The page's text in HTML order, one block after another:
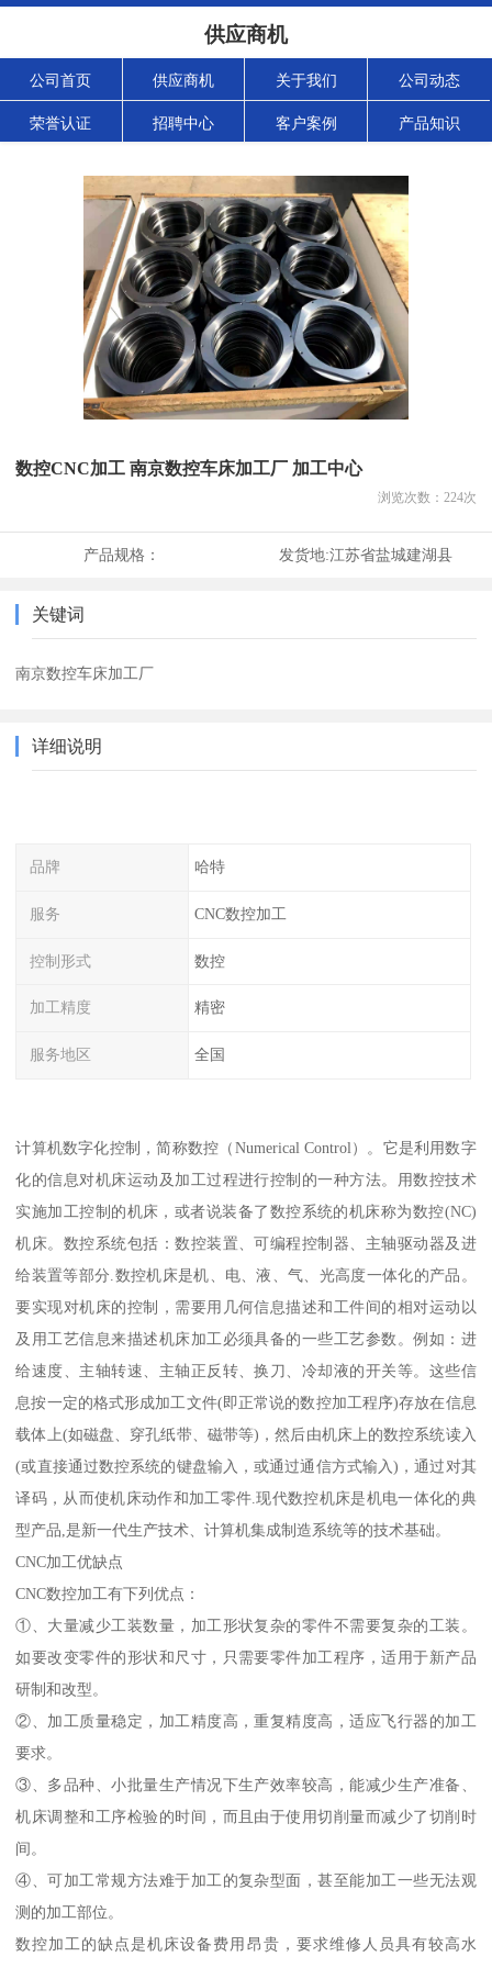
供应商机
公司首页 供应商机 关于我们 公司动态
荣誉认证 招聘中心 客户案例 产品知识
数控CNC加工 南京数控车床加工厂 加工中心
浏览次数： 224次
产品规格： 发货地:江苏省盐城建湖县
关键词
南京数控车床加工厂
详细说明
品牌 哈特
服务 CNC数控加工
控制形式 数控
加工精度 精密
服务地区 全国
计算机数字化控制，简称数控（Numerical Control）。它是利用数字
化的信息对机床运动及加工过程进行控制的一种方法。用数控技术
实施加工控制的机床，或者说装备了数控系统的机床称为数控(NC)
机床。数控系统包括：数控装置、可编程控制器、主轴驱动器及进
给装置等部分.数控机床是机、电、液、气、光高度一体化的产品。
要实现对机床的控制，需要用几何信息描述和工件间的相对运动以
及用工艺信息来描述机床加工必须具备的一些工艺参数。例如：进
给速度、主轴转速、主轴正反转、换刀、冷却液的开关等。这些信
息按一定的格式形成加工文件(即正常说的数控加工程序)存放在信息
载体上(如磁盘、穿孔纸带、磁带等)，然后由机床上的数控系统读入
(或直接通过数控系统的键盘输入，或通过通信方式输入)，通过对其
译码，从而使机床动作和加工零件.现代数控机床是机电一体化的典
型产品,是新一代生产技术、计算机集成制造系统等的技术基础。
CNC加工优缺点
CNC数控加工有下列优点：
①、大量减少工装数量，加工形状复杂的零件不需要复杂的工装。
如要改变零件的形状和尺寸，只需要零件加工程序，适用于新产品
研制和改型。
②、加工质量稳定，加工精度高，重复精度高，适应飞行器的加工
要求。
③、多品种、小批量生产情况下生产效率较高，能减少生产准备、
机床调整和工序检验的时间，而且由于使用切削量而减少了切削时
间。
④、可加工常规方法难于加工的复杂型面，甚至能加工一些无法观
测的加工部位。
数控加工的缺点是机床设备费用昂贵，要求维修人员具有较高水